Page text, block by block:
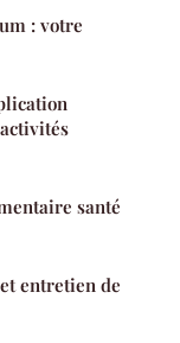
: votre
santé
entretien de